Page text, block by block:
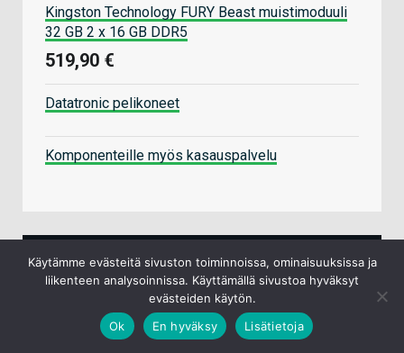
Kingston Technology FURY Beast muistimoduuli
32 GB 2 x 16 GB DDR5
519,90 €
Datatronic pelikoneet
Komponenteille myös kasauspalvelu
VIDEOT
Käytämme evästeitä sivuston toiminnoissa, ominaisuuksissa ja
liikenteen analysoinnissa. Käyttämällä sivustoa hyväksyt
evästeiden käytön.
Ok
En hyväksy Lisätietoja